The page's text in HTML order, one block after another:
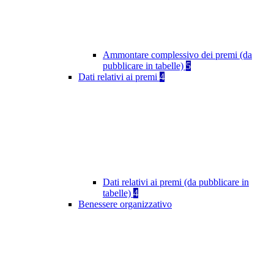
Ammontare complessivo dei premi (da
pubblicare in tabelle) 5
Dati relativi ai premi 4
Dati relativi ai premi (da pubblicare in
tabelle) 4
Benessere organizzativo